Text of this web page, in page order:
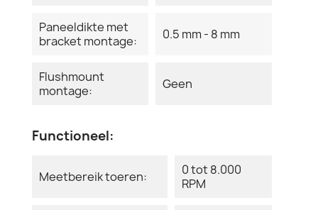
Paneeldikte met
bracket montage:
0.5 mm - 8 mm
Flushmount
montage:
Geen
Functioneel:
Meetbereik toeren:
0 tot 8.000
RPM